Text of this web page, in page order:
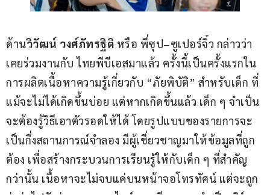
ด้านวิวัฒน์​ วงศ์ภัทรฐิติ หรือ พี่ซุป–ซูเปอร์จิ๋ว กล่าวว่า
เคยร่วมงานกับ ไทยพีบีเอสมาแล้ว ครั้งนี้เป็นครั้งแรกใน
การผลิตเนื้อหาความรู้เกี่ยวกับ “ภัยพิบัติ” สำหรับเด็ก ที่
แม้จะไม่ได้เกิดขึ้นบ่อย แต่หากเกิดขึ้นแล้ว เด็ก ๆ จำเป็น
จะต้องรู้วิธีเอาตัวรอดให้ได้ โดยรูปแบบของรายการจะ
เป็นกึ่งสถานการณ์จำลอง มีผู้เชี่ยวชาญมาให้ข้อมูลที่ถูก
ต้อง เพื่อสร้างกระบวนการเรียนรู้ให้กับเด็ก ๆ ที่สำคัญ
กว่านั้น เนื้อหาจะไม่จบแค่บนหน้าจอโทรทัศน์ แต่จะถูก